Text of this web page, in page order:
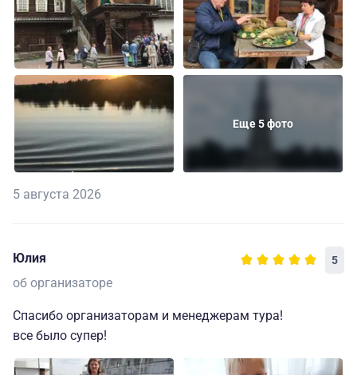
Еще 5 фото
5 августа 2026
Юлия 5
об организаторе
Спасибо организаторам и менеджерам тура!
все было супер!